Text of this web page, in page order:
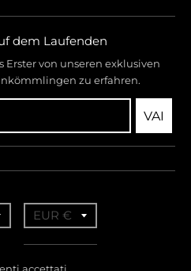
dem Laufenden
Erster von unseren exklusiven
zu erfahren.
VAI
a
EUR €